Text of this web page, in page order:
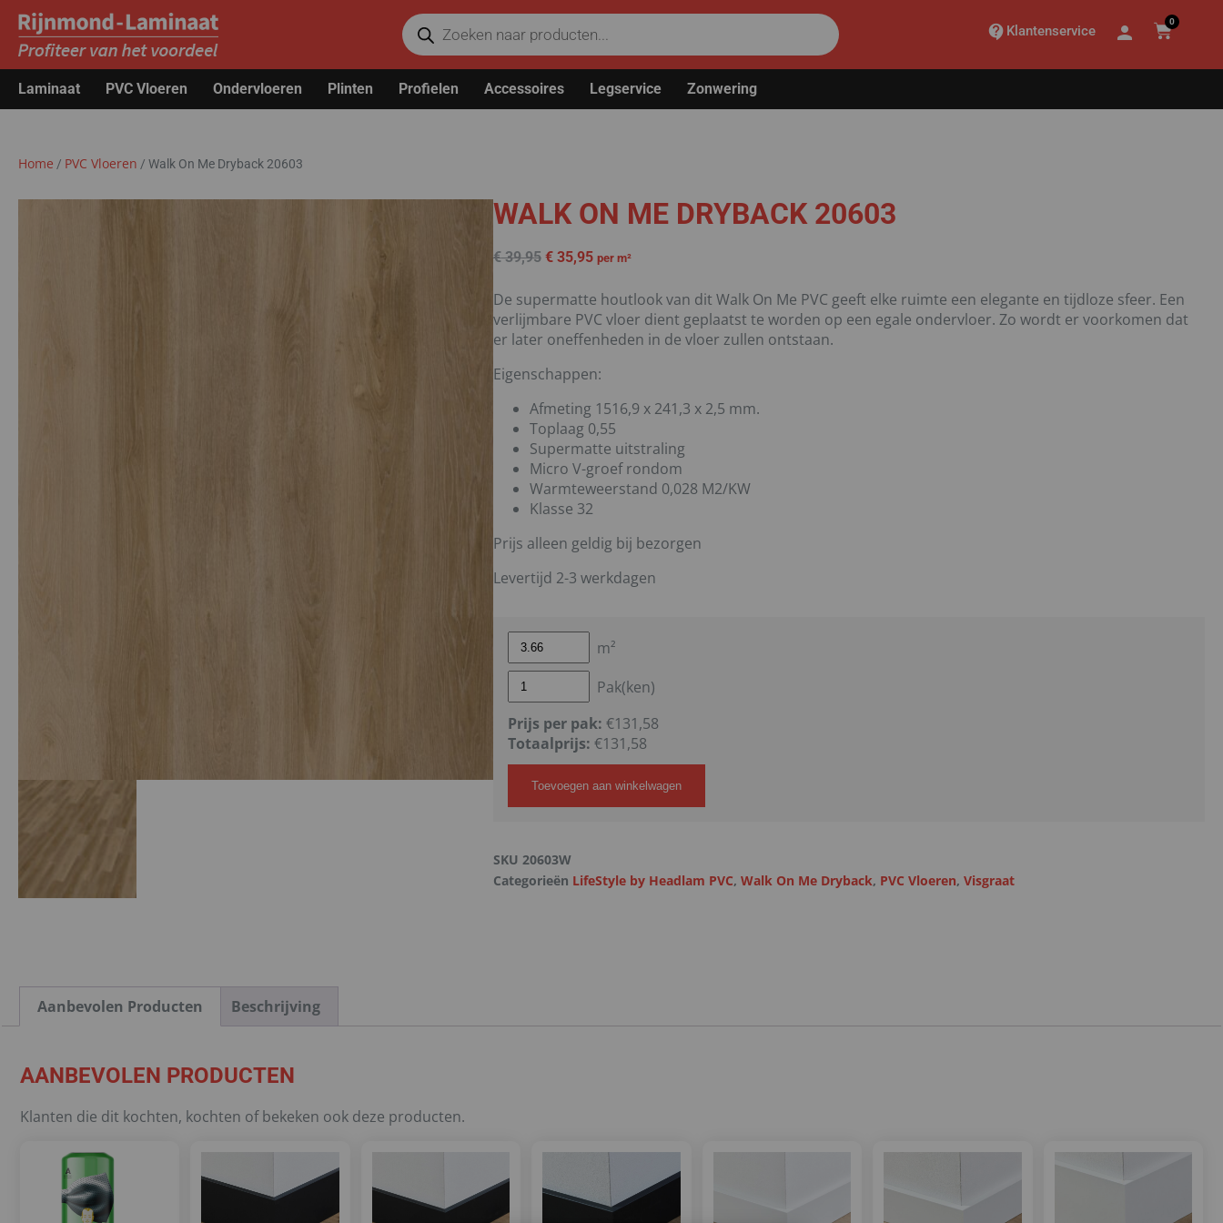
Klantenservice
0
Laminaat PVC Vloeren Ondervloeren Plinten Profielen Accessoires Legservice Zonwering
Home / PVC Vloeren / Walk On Me Dryback 20603
WALK ON ME DRYBACK 20603
€39,95 €35,95 per m²
De supermatte houtlook van dit Walk On Me PVC geeft elke ruimte een elegante en tijdloze sfeer. Een
verlijmbare PVC vloer dient geplaatst te worden op een egale ondervloer. Zo wordt er voorkomen dat
er later oneffenheden in de vloer zullen ontstaan.
Eigenschappen:
Afmeting 1516,9 x 241,3 x 2,5 mm.
Toplaag 0,55
Supermatte uitstraling
Micro V-groef rondom
Warmteweerstand 0,028 M2/KW
Klasse 32
Prijs alleen geldig bij bezorgen
Levertijd 2-3 werkdagen
m²
Pak(ken)
Prijs per pak: €131,58
Totaalprijs: €131,58
Toevoegen aan winkelwagen
SKU 20603W
Categorieën LifeStyle by Headlam PVC, Walk On Me Dryback, PVC Vloeren, Visgraat
Aanbevolen Producten Beschrijving
AANBEVOLEN PRODUCTEN
Klanten die dit kochten, kochten of bekeken ook deze producten.